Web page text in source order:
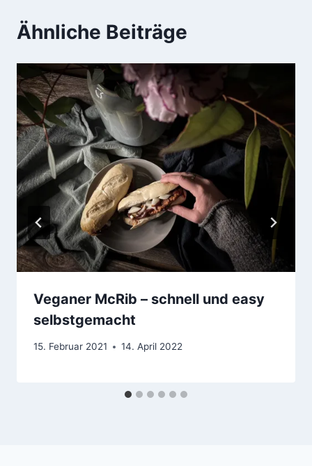
Ähnliche Beiträge
Veganer McRib – schnell und easy
selbstgemacht
15. Februar 2021 14. April 2022